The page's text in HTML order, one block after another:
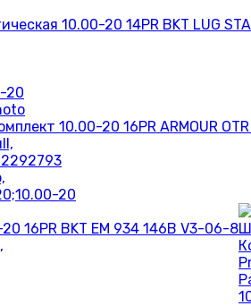
10.00-20 14PR BKT LUG
20
10.00-20 16PR ARMOUR
20
16PR BKT EM 934 146B V3-06-8